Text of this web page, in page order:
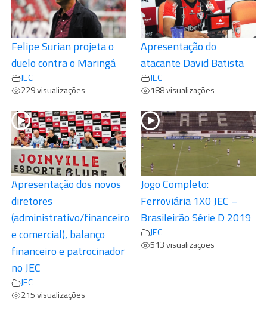
Felipe Surian projeta o
duelo contra o Maringá
JEC
229 visualizações
Apresentação do
atacante David Batista
JEC
188 visualizações
Apresentação dos novos
diretores
(administrativo/financeiro
e comercial), balanço
financeiro e patrocinador
no JEC
JEC
215 visualizações
Jogo Completo:
Ferroviária 1X0 JEC –
Brasileirão Série D 2019
JEC
513 visualizações